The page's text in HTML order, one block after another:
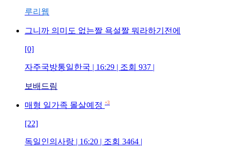
루리웹
그니까 의미도 없는짤 욕설짤 뭐라하기전에
[0]
자주국방통일한국 | 16:29 | 조회 937 |
보배드림
매형 일가족 몰살예정 +3
[22]
독일인의사랑 | 16:20 | 조회 3464 |